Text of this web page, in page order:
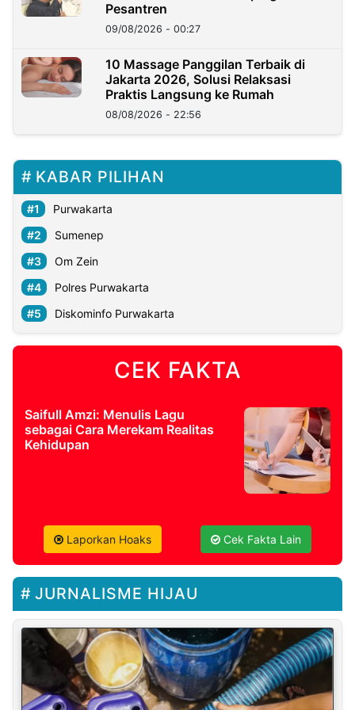
Pesantren
09/08/2026 - 00:27
10 Massage Panggilan Terbaik di
Jakarta 2026, Solusi Relaksasi
Praktis Langsung ke Rumah
08/08/2026 - 22:56
KABAR PILIHAN
Purwakarta
Sumenep
Om Zein
Polres Purwakarta
Diskominfo Purwakarta
CEK FAKTA
Saifull Amzi: Menulis Lagu
sebagai Cara Merekam Realitas
Kehidupan
Laporkan Hoaks Cek Fakta Lain
JURNALISME HIJAU